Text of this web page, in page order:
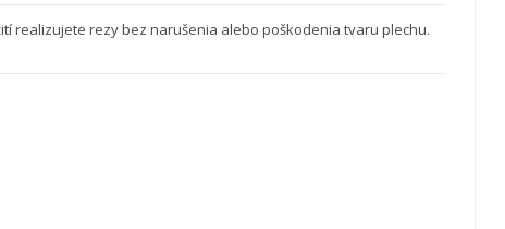
realizujete rezy bez narušenia alebo poškodenia tvaru plechu.